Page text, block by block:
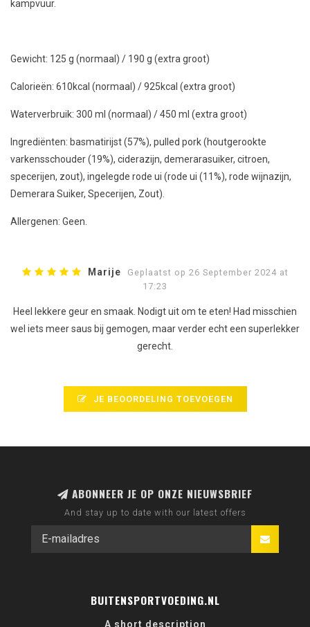
kampvuur.
Gewicht: 125 g (normaal) / 190 g (extra groot)
Calorieën: 610kcal (normaal) / 925kcal (extra groot)
Waterverbruik: 300 ml (normaal) / 450 ml (extra groot)
Ingrediënten: basmatirijst (57%), pulled pork (houtgerookte
varkensschouder (19%), ciderazijn, demerarasuiker, citroen,
specerijen, zout), ingelegde rode ui (rode ui (11%), rode wijnazijn,
Demerara Suiker, Specerijen, Zout).
Allergenen: Geen.
Marije
Geplaatst op 26 September 2024 at
17:23
Heel lekkere geur en smaak. Nodigt uit om te eten! Had misschien
wel iets meer saus bij gemogen, maar verder echt een superlekker
gerecht.
JE BEOORDELING TOEVOEGEN
ABONNEER JE OP ONZE NIEUWSBRIEF
And stay up to date with our latest offers
BUITENSPORTVOEDING.NL
A short description